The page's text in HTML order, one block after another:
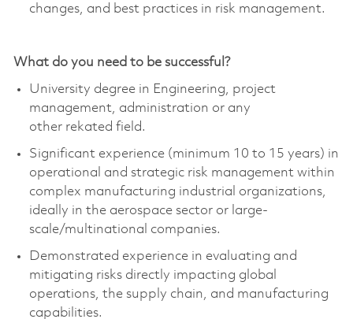
changes, and best practices in risk management.
What do you need to be successful?
University degree in Engineering, project
management, administration or any
other rekated field.
Significant experience (minimum 10 to 15 years) in
operational and strategic risk management within
complex manufacturing industrial organizations,
ideally in the aerospace sector or large-
scale/multinational companies.
Demonstrated experience in evaluating and
mitigating risks directly impacting global
operations, the supply chain, and manufacturing
capabilities.